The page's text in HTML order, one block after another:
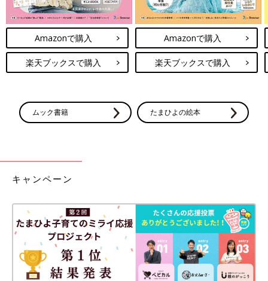
Amazonで購入
楽天ブックスで購入
Amazonで購入
楽天ブックスで購入
ムック書籍 たまひよの絵本
キャンペーン